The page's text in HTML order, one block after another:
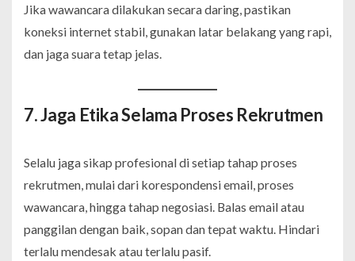
Jika wawancara dilakukan secara daring, pastikan
koneksi internet stabil, gunakan latar belakang yang rapi,
dan jaga suara tetap jelas.
7. Jaga Etika Selama Proses Rekrutmen
Selalu jaga sikap profesional di setiap tahap proses
rekrutmen, mulai dari korespondensi email, proses
wawancara, hingga tahap negosiasi. Balas email atau
panggilan dengan baik, sopan dan tepat waktu. Hindari
terlalu mendesak atau terlalu pasif.